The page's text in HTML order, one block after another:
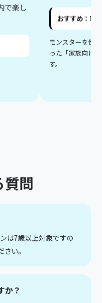
で楽し
おすすめ：家
モンスターを倒
った「家族向け
す。
質問
は7歳以上対象ですの
い。
か？